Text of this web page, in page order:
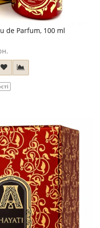
de Parfum, 100 ml